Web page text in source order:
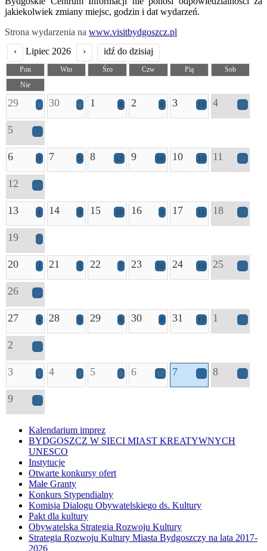
jakiekolwiek zmiany miejsc, godzin i dat wydarzeń.
Strona wydarzenia na www.visitbydgoszcz.pl
‹
Lipiec 2026 › idź do dzisiaj
Pon Wto Śro Czw Pią
Sob
Nie
29 6 30 6 1 8 2 8 3 13 4 20
5 12
6 3 7 5 8 12 9 10 10 13 11 24
12 16
13 4 14 3 15 10 16 9 17 11 18 16
19 8
20 2 21 3 22 7 23 10 24 13 25 19
26 11
27 4 28 5 29 6 30 8 31 15 1 15
2 13
3 2 4 3 5 9 6 12 7 8 17
9 10
Kalendarium imprez
BYDGOSZCZ W SIECI MIAST KREATYWNYCH
UNESCO
Instytucje
Otwarte konkursy ofert
Małe Granty
Konkurs Stypendialny
Komisja Dialogu Obywatelskiego ds. Kultury
Pakt dla kultury
Obywatelska Strategia Rozwoju Kultury
Strategia Rozwoju Kultury Miasta Bydgoszczy na lata 2017-
2026